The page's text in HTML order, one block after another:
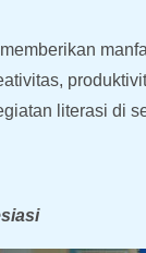
literasi di